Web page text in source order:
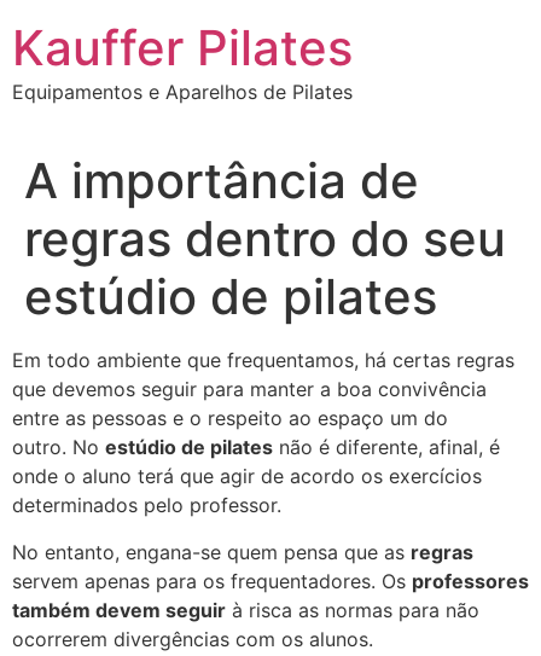
para
conteúdo
Kauffer Pilates
Equipamentos e Aparelhos de Pilates
A importância de
regras dentro do seu
estúdio de pilates
Em todo ambiente que frequentamos, há certas regras
que devemos seguir para manter a boa convivência
entre as pessoas e o respeito ao espaço um do
outro. No estúdio de pilates não é diferente, afinal, é
onde o aluno terá que agir de acordo os exercícios
determinados pelo professor.
No entanto, engana-se quem pensa que as regras
servem apenas para os frequentadores. Os professores
também devem seguir à risca as normas para não
ocorrerem divergências com os alunos.